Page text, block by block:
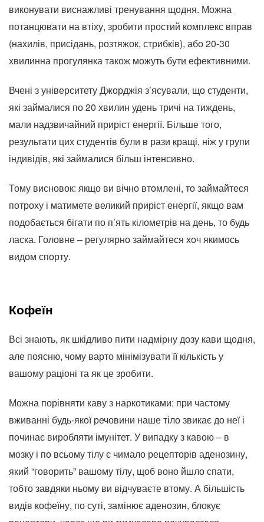
виконувати виснажливі тренування щодня. Можна
потанцювати на втіху, зробити простий комплекс вправ
(нахилів, присідань, розтяжок, стрибків), або 20-30
хвилинна прогулянка також можуть бути ефективними.
Вчені з університету Джорджія з’ясували, що студенти,
які займалися по 20 хвилин удень тричі на тиждень,
мали надзвичайний приріст енергії. Більше того,
результати цих студентів були в рази кращі, ніж у групи
індивідів, які займалися більш інтенсивно.
Тому висновок: якщо ви вічно втомлені, то займайтеся
потроху і матимете великий приріст енергії, якщо вам
подобається бігати по п’ять кілометрів на день, то будь
ласка. Головне – регулярно займайтеся хоч якимось
видом спорту.
Кофеїн
Всі знають, як шкідливо пити надмірну дозу кави щодня,
але поясню, чому варто мінімізувати її кількість у
вашому раціоні та як це зробити.
Можна порівняти каву з наркотиками: при частому
вживанні будь-якої речовини наше тіло звикає до неї і
починає виробляти імунітет. У випадку з кавою – в
мозку і по всьому тілу є чимало рецепторів аденозину,
який “говорить” вашому тілу, щоб воно йшло спати,
тобто завдяки ньому ви відчуваєте втому. А більшість
видів кофеїну, по суті, замінює аденозин, блокує